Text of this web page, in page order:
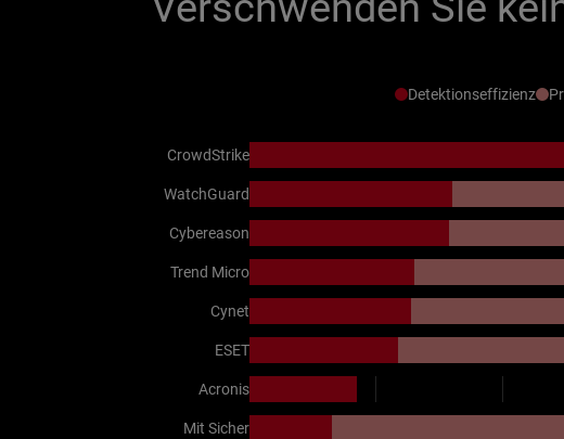
Detektionseffizienz
CrowdStrike
WatchGuard
Cybereason
Trend Micro
Cynet
ESET
Acronis
Mit Sicher